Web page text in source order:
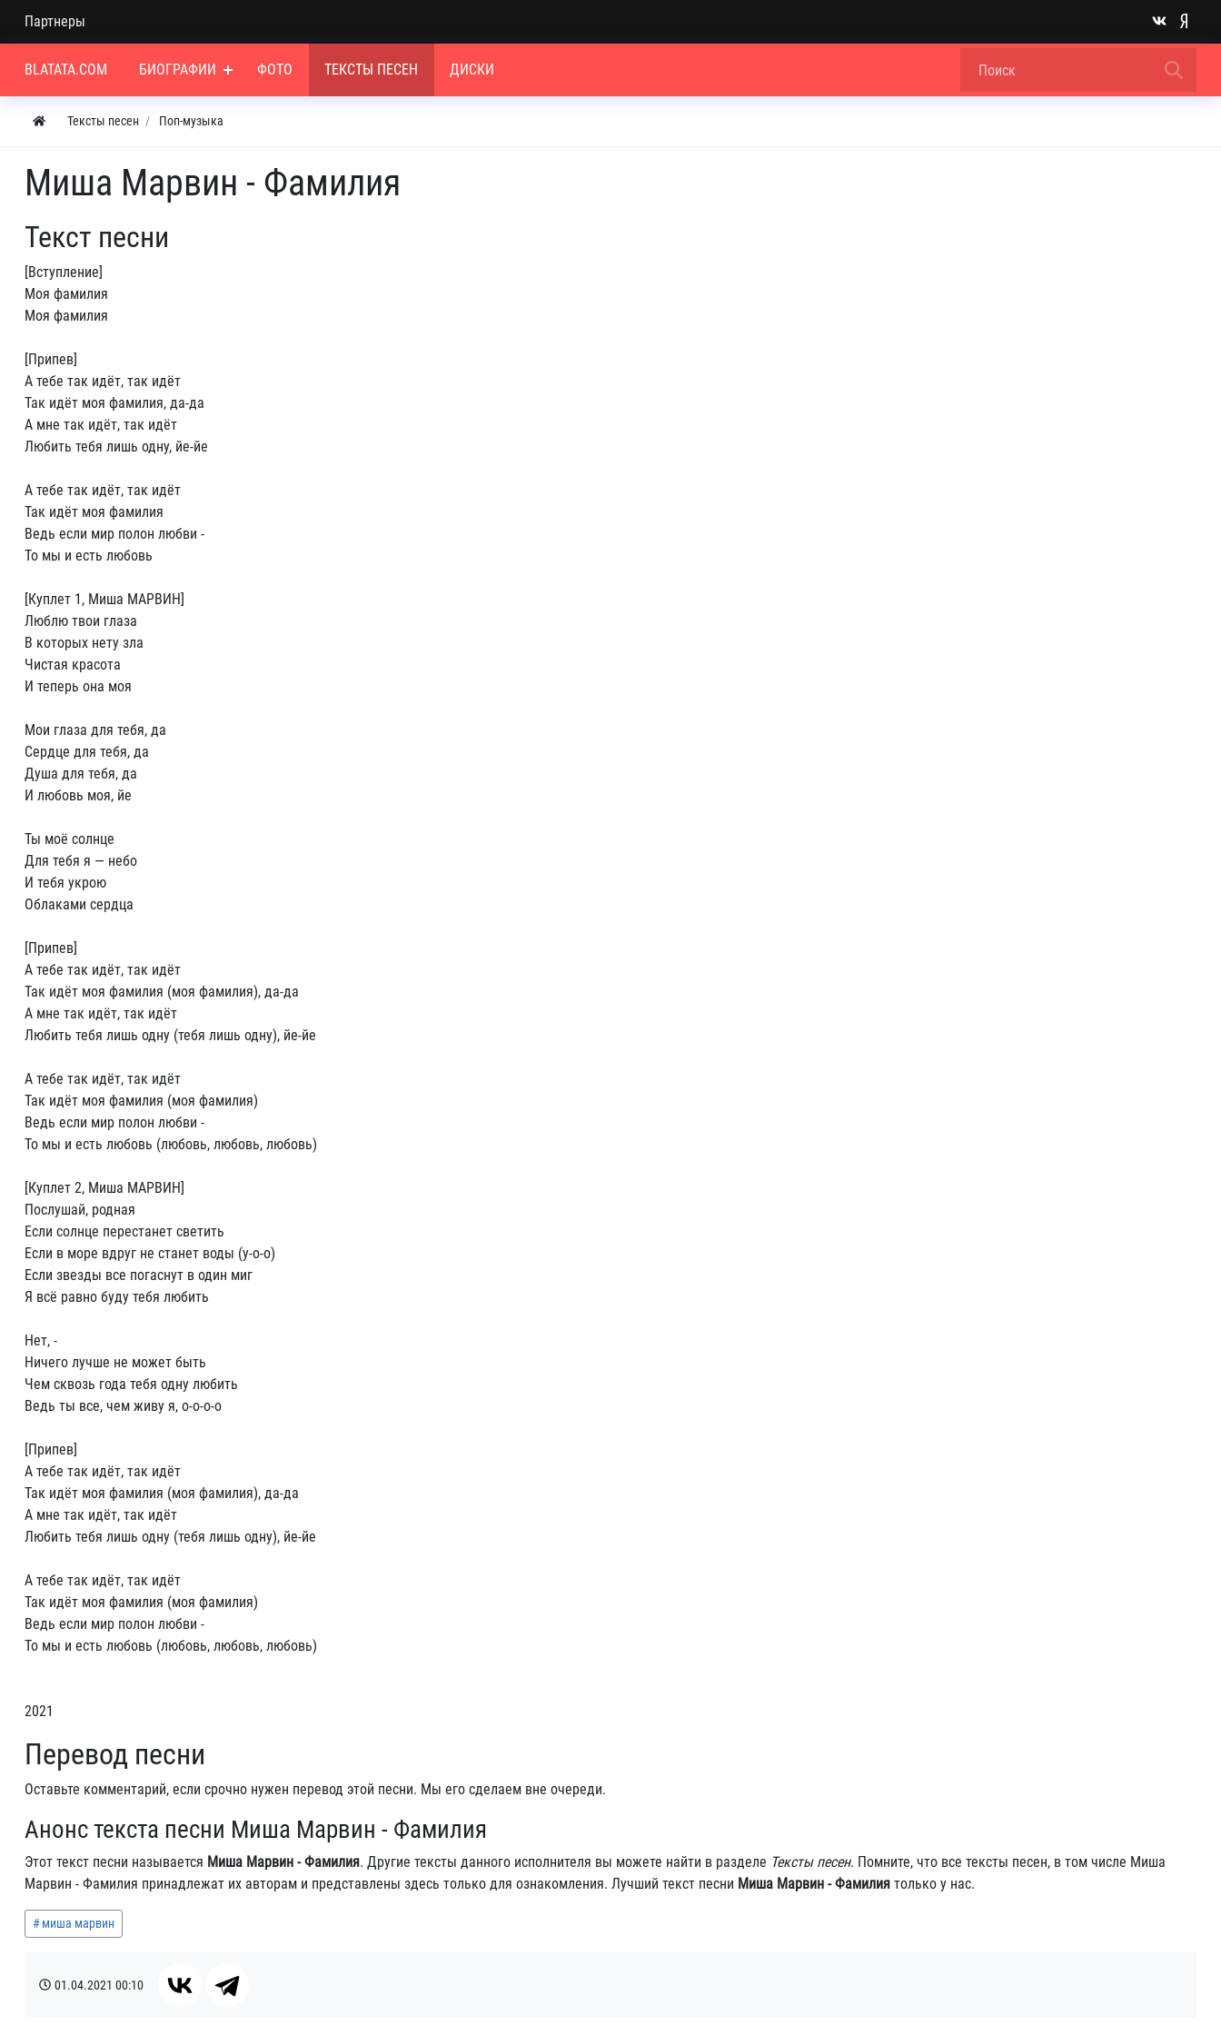
Партнеры
BLATATA.COM БИОГРАФИИ ФОТО ТЕКСТЫ ПЕСЕН ДИСКИ
Тексты песен Поп-музыка
Миша Марвин - Фамилия
Текст песни
[Вступление]
Моя фамилия
Моя фамилия
[Припев]
А тебе так идёт, так идёт
Так идёт моя фамилия, да-да
А мне так идёт, так идёт
Любить тебя лишь одну, йе-йе
А тебе так идёт, так идёт
Так идёт моя фамилия
Ведь если мир полон любви -
То мы и есть любовь
[Куплет 1, Миша МАРВИН]
Люблю твои глаза
В которых нету зла
Чистая красота
И теперь она моя
Мои глаза для тебя, да
Сердце для тебя, да
Душа для тебя, да
И любовь моя, йе
Ты моё солнце
Для тебя я — небо
И тебя укрою
Облаками сердца
[Припев]
А тебе так идёт, так идёт
Так идёт моя фамилия (моя фамилия), да-да
А мне так идёт, так идёт
Любить тебя лишь одну (тебя лишь одну), йе-йе
А тебе так идёт, так идёт
Так идёт моя фамилия (моя фамилия)
Ведь если мир полон любви -
То мы и есть любовь (любовь, любовь, любовь)
[Куплет 2, Миша МАРВИН]
Послушай, родная
Если солнце перестанет светить
Если в море вдруг не станет воды (у-о-о)
Если звезды все погаснут в один миг
Я всё равно буду тебя любить
Нет, -
Ничего лучше не может быть
Чем сквозь года тебя одну любить
Ведь ты все, чем живу я, о-о-о-о
[Припев]
А тебе так идёт, так идёт
Так идёт моя фамилия (моя фамилия), да-да
А мне так идёт, так идёт
Любить тебя лишь одну (тебя лишь одну), йе-йе
А тебе так идёт, так идёт
Так идёт моя фамилия (моя фамилия)
Ведь если мир полон любви -
То мы и есть любовь (любовь, любовь, любовь)
2021
Перевод песни
Оставьте комментарий, если срочно нужен перевод этой песни. Мы его сделаем вне очереди.
Анонс текста песни Миша Марвин - Фамилия
Этот текст песни называется Миша Марвин - Фамилия. Другие тексты данного исполнителя вы можете найти в разделе Тексты песен. Помните, что все тексты песен, в том числе Миша
Марвин - Фамилия принадлежат их авторам и представлены здесь только для ознакомления. Лучший текст песни Миша Марвин - Фамилия только у нас.
миша марвин
01.04.2021 00:10